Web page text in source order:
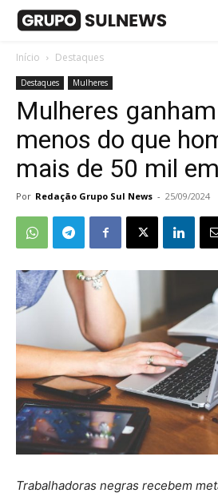
Início Destaques
Destaques Mulheres
Mulheres
menos do que
mais de 50 mil
Por Redação Grupo Sul News - 25/09/2024
Trabalhadoras negras recebem